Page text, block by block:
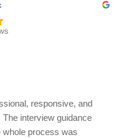
responsive, and
interview guidance
process was